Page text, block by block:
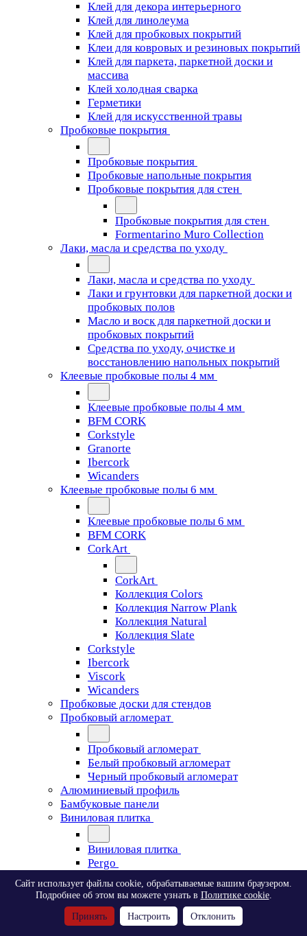
Клей для декора интерьерного
Клей для линолеума
Клей для пробковых покрытий
Клеи для ковровых и резиновых покрытий
Клей для паркета, паркетной доски и
массива
Клей холодная сварка
Герметики
Клей для искусственной травы
Пробковые покрытия
Пробковые покрытия
Пробковые напольные покрытия
Пробковые покрытия для стен
Пробковые покрытия для стен
Formentarino Muro Collection
Лаки, масла и средства по уходу
Лаки, масла и средства по уходу
Лаки и грунтовки для паркетной доски и
пробковых полов
Масло и воск для паркетной доски и
пробковых покрытий
Средства по уходу, очистке и
восстановлению напольных покрытий
Клеевые пробковые полы 4 мм
Клеевые пробковые полы 4 мм
BFM CORK
Corkstyle
Granorte
Ibercork
Wicanders
Клеевые пробковые полы 6 мм
Клеевые пробковые полы 6 мм
BFM CORK
CorkArt
CorkArt
Коллекция Colors
Коллекция Narrow Plank
Коллекция Natural
Коллекция Slate
Corkstyle
Ibercork
Viscork
Wicanders
Пробковые доски для стендов
Пробковый агломерат
Пробковый агломерат
Белый пробковый агломерат
Черный пробковый агломерат
Алюминиевый профиль
Бамбуковые панели
Виниловая плитка
Виниловая плитка
Pergo
Pergo
Classic Plank Optimum Glue
Modern Plank Optimum Glue
Сайт использует файлы cookie, обрабатываемые вашим браузером.
Подробнее об этом вы можете узнать в Политике cookie.
Принять Настроить Отклонить